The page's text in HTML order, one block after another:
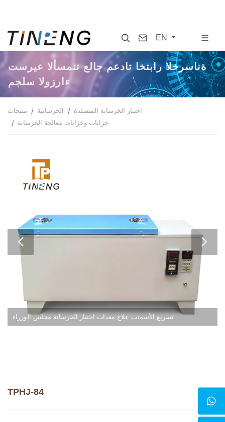
SearchContact
EN
تسريع الأسمنت علاج معدات اختبار الخرسانة
مجلس الوزراء
منتجات الخرسانية
اختبار الخرسانة المتصلدة
خزانات وخزانات معالجة الخرسانة
تسريع الأسمنت علاج معدات اختبار الخرسانة مجلس الوزراء
TPHJ-84